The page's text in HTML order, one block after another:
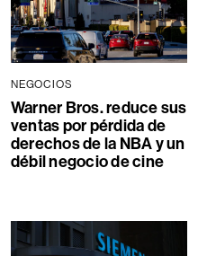
NEGOCIOS
Warner Bros. reduce sus
ventas por pérdida de
derechos de la NBA y un
débil negocio de cine